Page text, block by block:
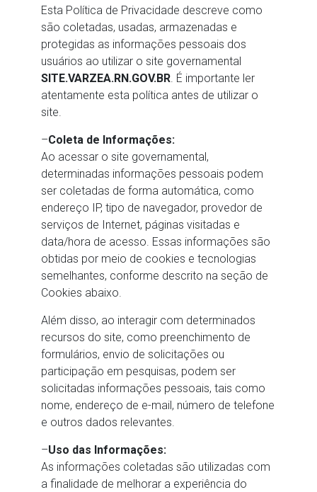
Esta Política de Privacidade descreve como
são coletadas, usadas, armazenadas e
protegidas as informações pessoais dos
usuários ao utilizar o site governamental
SITE.VARZEA.RN.GOV.BR. É importante ler
atentamente esta política antes de utilizar o
site.
–Coleta de Informações:
Ao acessar o site governamental,
determinadas informações pessoais podem
ser coletadas de forma automática, como
endereço IP, tipo de navegador, provedor de
serviços de Internet, páginas visitadas e
data/hora de acesso. Essas informações são
obtidas por meio de cookies e tecnologias
semelhantes, conforme descrito na seção de
Cookies abaixo.
Além disso, ao interagir com determinados
recursos do site, como preenchimento de
formulários, envio de solicitações ou
participação em pesquisas, podem ser
solicitadas informações pessoais, tais como
nome, endereço de e-mail, número de telefone
e outros dados relevantes.
–Uso das Informações:
As informações coletadas são utilizadas com
a finalidade de melhorar a experiência do